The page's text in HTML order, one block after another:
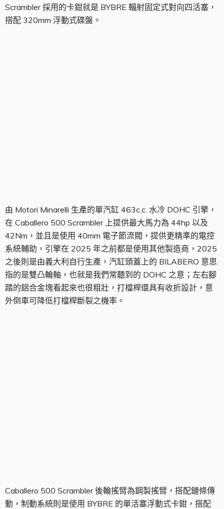
Scrambler 採用的卡鉗就是 BYBRE 輻射固定式對向四活塞，
搭配 320mm 浮動式碟盤。
由 Motori Minarelli 生產的單汽缸 463c.c. 水冷 DOHC 引擎，
在 Caballero 500 Scrambler 上提供最大馬力為 44hp 以及
42Nm，並且是使用 40mm 電子節流閥，提供更精準的電控
系統輔助，引擎在 2025 年之前都是使用其他製造商，2025
之後則是由義大利自行生產，汽缸頭蓋上的 BILABERO 意思
指的是雙凸輪軸，也就是我們常聽到的 DOHC 之意；左右腳
踏的鋁合金塊看起來也很粗壯，打檔桿還具有收折設計，意
外倒車可降低打檔桿斷裂之機率。
Caballero 500 Scrambler 後輪搖臂為鋼製搖臂，搭配鏈條傳
動，制動系統則是使用 BYBRE 的單活塞浮動式卡鉗，搭配